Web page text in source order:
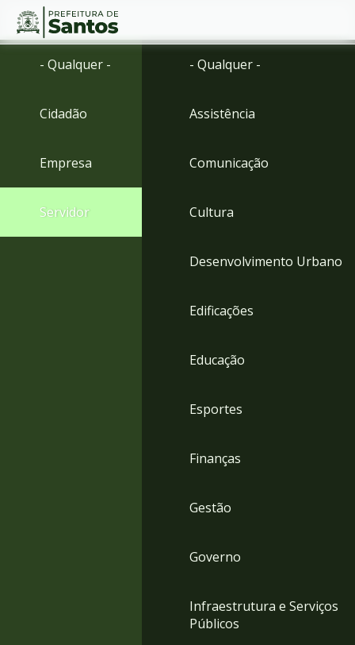
Ir
menu
para
Conteúdo
- Qualquer -
Cidadão
Empresa
Servidor
- Qualquer -
Assistência
Comunicação
Cultura
Desenvolvimento Urbano
Edificações
Educação
Esportes
Finanças
Gestão
Governo
Infraestrutura e Serviços
Públicos